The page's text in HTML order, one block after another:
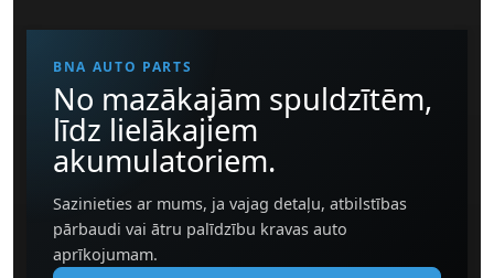
BNA AUTO PARTS
No mazākajām spuldzītēm,
līdz lielākajiem
akumulatoriem.
Sazinieties ar mums, ja vajag detaļu, atbilstības
pārbaudi vai ātru palīdzību kravas auto
aprīkojumam.